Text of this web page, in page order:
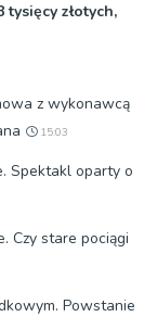
tysięcy złotych,
z wykonawcą
15:03
Spektakl oparty o
Czy stare pociągi
Powstanie